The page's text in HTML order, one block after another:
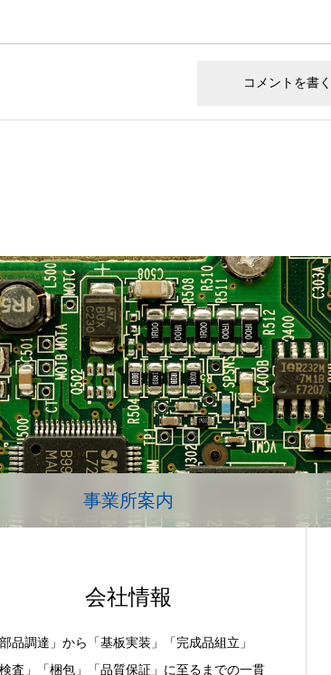
事業所案内
会社情報
部品調達」から「基板実装」「完成品組立」
検査」「梱包」「品質保証」に至るまでの一貫